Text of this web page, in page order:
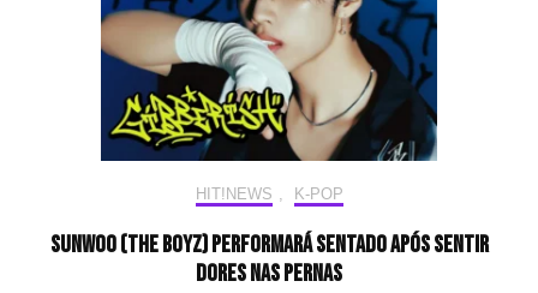
HIT!NEWS K-POP
Sunwoo (THE BOYZ) performará sentado após sentir
dores nas pernas